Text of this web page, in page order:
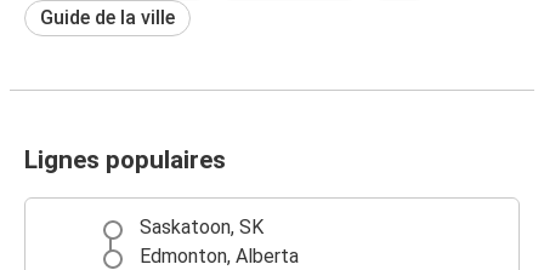
Guide de la ville
Lignes populaires
Saskatoon, SK
Edmonton, Alberta